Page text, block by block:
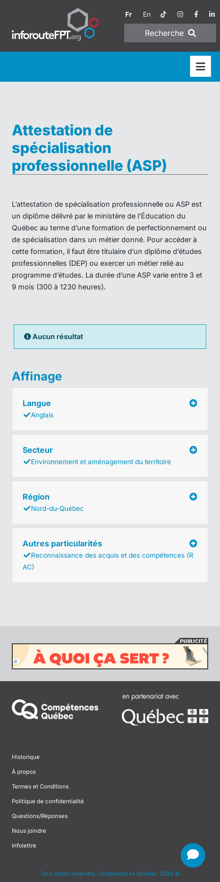
Fr En
Recherche
Attestation de
spécialisation
professionnelle (ASP)
L’attestation de spécialisation professionnelle ou ASP est
un diplôme délivré par le ministère de l’Éducation du
Québec au terme d’une formation de perfectionnement ou
de spécialisation dans un métier donné. Pour accéder à
cette formation, il faut être titulaire d’un diplôme d’études
professionnelles (DEP) ou exercer un métier relié au
programme d’études. La durée d’une ASP varie entre 3 et
9 mois (300 à 1230 heures).
Aucun résultat
Affinage
Langue
Anglais
Secteur
Environnement et aménagement du territoire
Région
Nord-du-Québec
Autres particularités
Reconnaissance des acquis et des compétences (R
AC)
Historique
À propos
Termes et Conditions
Politique de confidentialité
Questions/Réponses
Nous joindre
Infolettre
Tous droits réservés, Compétences Québec 2026 ©